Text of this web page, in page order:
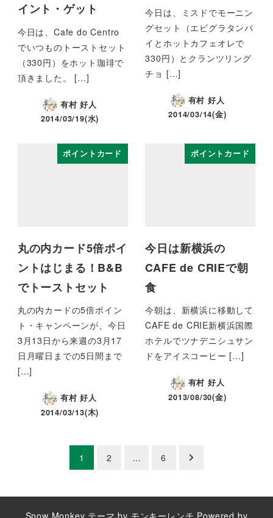
イント・ゲット
今日は、Cafe do Centro
でいつものトーストセット
（330円）をホット珈琲で
頂きました。 […]
有村 好人
2014/03/19(水)
今日は、ミスドでモーニン
グセット（エビグラタンパ
イとホットカフェオレで
330円）とクランツリング
チョ […]
有村 好人
2014/03/14(金)
ポイントカード
丸の内カード5倍ポイ
ントはじまる！B&B
でトーストセット
丸の内カードの5倍ポイン
ト・キャンペーンが、今日
3月13日から来週の3月17
日月曜日までの5日間まで
[…]
有村 好人
2014/03/13(木)
ポイントカード
今日は新横浜の
CAFE de CRIEで朝
食
今朝は、新横浜に移動して
CAFE de CRIE新横浜国際
ホテルでツナデニシュサン
ドをアイスコーヒー […]
有村 好人
2013/08/30(金)
ナ
1 2 … 6